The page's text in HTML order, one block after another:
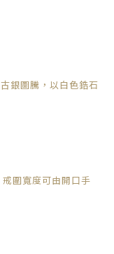
銀圖騰，以白色鋯石
戒圍寬度可由開口手